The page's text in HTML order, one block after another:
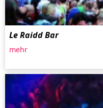
Le Raidd Bar
mehr